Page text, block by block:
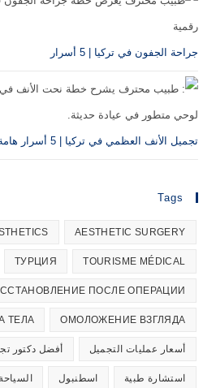
جراحة الجفون في تركيا | 5 أسرار
تجميل الأنف العظمي في تركيا | 5 أسرار هامة
Tags
AESTHETIC SURGERY
TOURISME MÉDICAL
ТУРЦИЯ
ПОСЛЕ ОПЕРАЦИИ
ОМОЛОЖЕНИЕ ВЗГЛЯДА
ТЕЛА
أسعار عمليات التجميل أفضل دكتور
استشارة طبية اسطنبول